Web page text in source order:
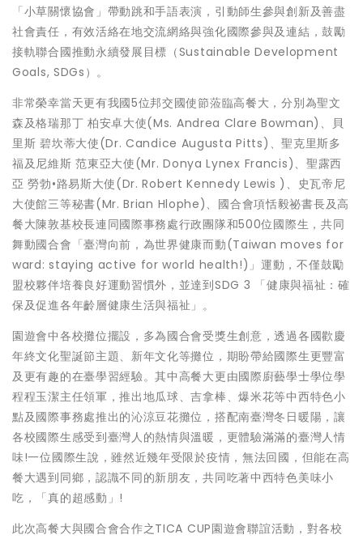
「小草關懷協會」帶動跳和手語表演，引動師生參與創新及善盡
社會責任，有效活絡在地交流網絡與強化國際參與及連結，鼓勵
接軌聯合國推動永續發展目標（Sustainable Development
Goals, SDGs）。
非常榮幸當天更有我國5位邦交國使節蒞臨高餐大，分別為聖文
森及格瑞那丁 柏安卓大使(Ms. Andrea Clare Bowman)、貝
里斯 碧坎蒂大使(Dr. Candice Augusta Pitts)、聖克里斯多
福及尼維斯 范東亞大使(Mr. Donya Lynex Francis)、聖露西
亞 勞勃•路易斯大使(Dr. Robert Kennedy Lewis )、史瓦帝尼
大使館三等秘書(Mr. Brian Hlophe)、國合會項恬毅祕書長及高
餐大陳敦基校長連同國際事務處行政團隊和500位國際生，共同
舞動國合會「臺灣向前，為世界健康而動(Taiwan moves for
ward: staying active for world health!)」運動，不僅鼓勵
盟校夥伴培養良好運動習慣外，並達到SDG 3 「健康與福祉：確
保及促進各年齡層健康生活與福祉」。
園遊會中各校攤位擺設，多為國合會受獎生創意，透過各國歡慶
年終文化聖誕節主題、新年文化等攤位，期盼帶給國際生更豐富
及更有趣的在臺學習經驗。其中高餐大更由國際廚藝學士學位學
程程玉潔主任領軍，推出地瓜球、吉拿棒、爆米花等中西特色小
點及國際事務處推出的沁涼豆花攤位，搭配南臺灣冬日暖陽，讓
各校國際生感受到臺灣人的熱情與溫暖，更體驗滿滿的臺灣人情
味!一位國際生說，雖然近幾年受限於疫情，無法回國，但能在高
餐大遇到同鄉，認識不同的新朋友，共同吃著中西特色美味小
吃，「真的超感動」!
此次高餐大與國合會合作之TICA CUP園遊會聯誼活動，對各校